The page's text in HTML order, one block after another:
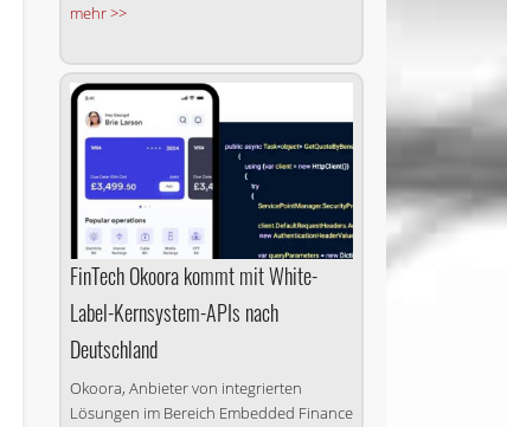
mehr >>
FinTech Okoora kommt mit White-
Label-Kernsystem-APIs nach
Deutschland
Okoora, Anbieter von integrierten
Lösungen im Bereich Embedded Finance